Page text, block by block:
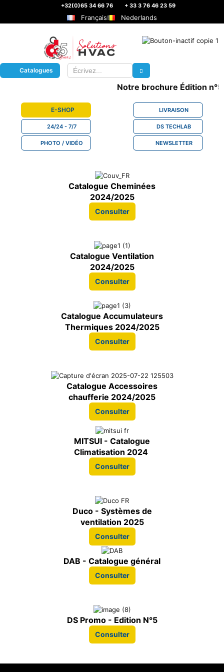
+32(0)65 34 66 76 + 33 3 76 46 23 59
Français Nederlands
Catalogues
Notre brochure Édition
E-SHOP LIVRAISON
24/24 - 7/7 DS TECHLAB
PHOTO / VIDÉO NEWSLETTER
Catalogue Cheminées
2024/2025
Consulter
Catalogue Ventilation
2024/2025
Consulter
Catalogue Accumulateurs
Thermiques 2024/2025
Consulter
Catalogue Accessoires
chaufferie 2024/2025
Consulter
MITSUI - Catalogue
Climatisation 2024
Consulter
Duco - Systèmes de
ventilation 2025
Consulter
DAB - Catalogue général
Consulter
DS Promo - Edition N°5
Consulter